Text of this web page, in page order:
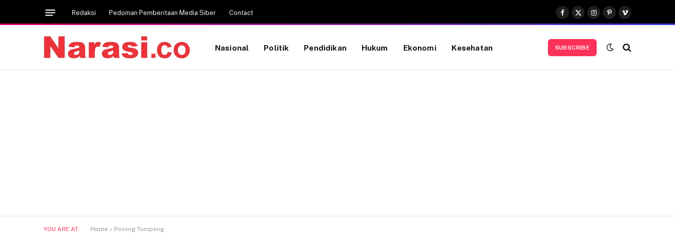
Redaksi Pedoman Pemberitaan Media Siber Contact
Facebook
X
(Twitter)
Instagram
Pinterest
Vimeo
Nasional Politik Pendidikan Hukum Ekonomi Kesehatan SUBSCRIBE
YOU ARE AT: Home » Potong Tumpeng